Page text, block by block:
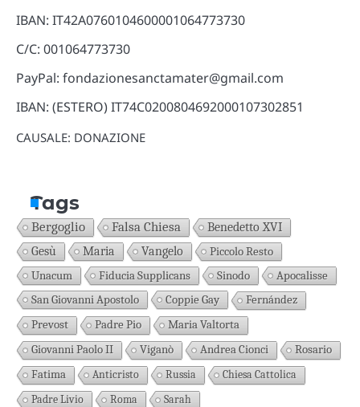
IBAN: IT42A0760104600001064773730
C/C: 001064773730
PayPal: fondazionesanctamater@gmail.com
IBAN: (ESTERO) IT74C0200804692000107302851
CAUSALE: DONAZIONE
Tags
Bergoglio Falsa Chiesa Benedetto XVI
Gesù Maria Vangelo
Piccolo Resto
Unacum
Fiducia Supplicans Sinodo
Apocalisse
San Giovanni Apostolo
Coppie Gay
Fernández
Prevost
Padre Pio
Maria Valtorta
Giovanni Paolo II
Viganò Andrea Cionci
Rosario
Fatima
Anticristo Russia
Chiesa Cattolica
Padre Livio
Roma Sarah